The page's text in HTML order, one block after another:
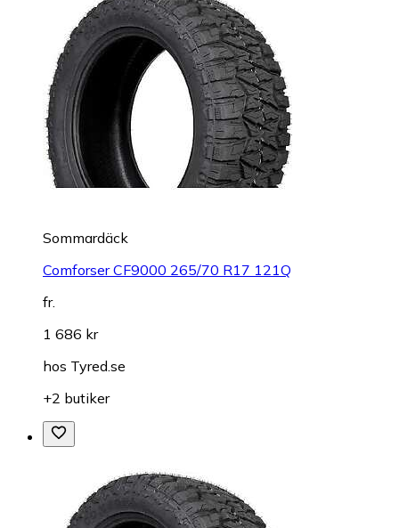
Sommardäck
Comforser CF9000 265/70 R17 121Q
fr.
1 686 kr
hos Tyred.se
+2 butiker